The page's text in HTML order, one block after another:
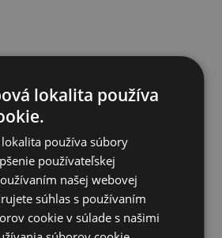
lokalita používa
používa súbory
používateľskej
našej webovej
súhlas s používaním
cookie v súlade s našimi